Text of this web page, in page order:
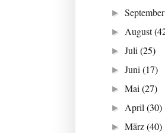
►
► August
►Juli(25)
►Juni(17)
►Mai(27)
► April(30)
►März(40)